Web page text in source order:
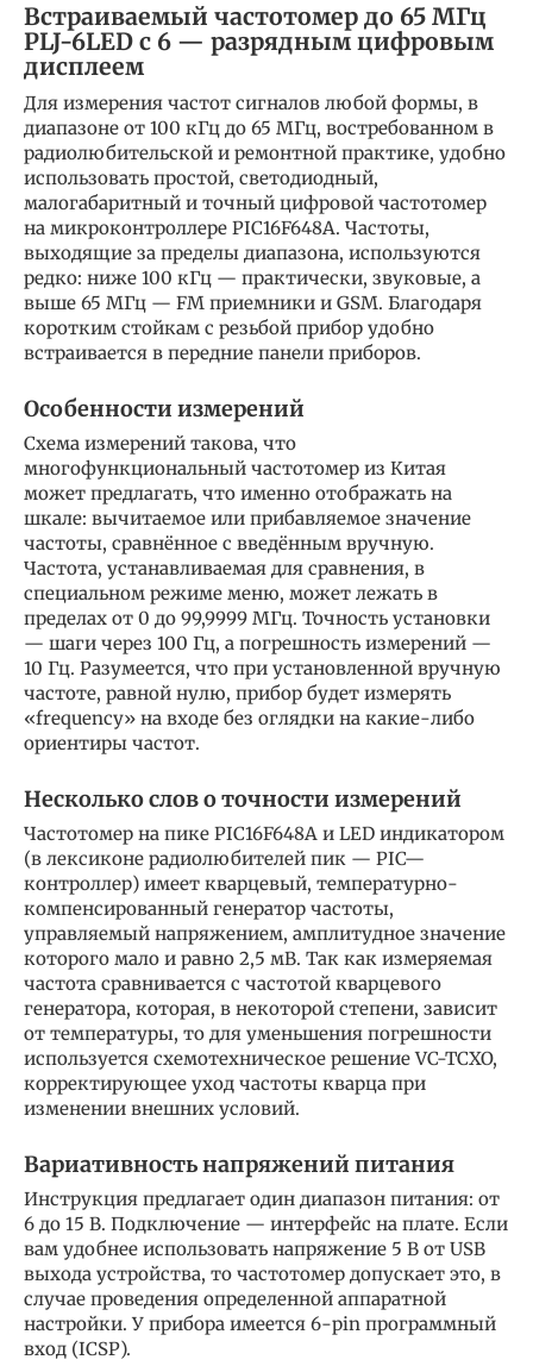
Встраиваемый частотомер до 65 МГц
PLJ-6LED с 6 — разрядным цифровым
дисплеем
Для измерения частот сигналов любой формы, в
диапазоне от 100 кГц до 65 МГц, востребованном в
радиолюбительской и ремонтной практике, удобно
использовать простой, светодиодный,
малогабаритный и точный цифровой частотомер
на микроконтроллере PIC16F648A. Частоты,
выходящие за пределы диапазона, используются
редко: ниже 100 кГц — практически, звуковые, а
выше 65 МГц — FM приемники и GSM. Благодаря
коротким стойкам с резьбой прибор удобно
встраивается в передние панели приборов.
Особенности измерений
Схема измерений такова, что
многофункциональный частотомер из Китая
может предлагать, что именно отображать на
шкале: вычитаемое или прибавляемое значение
частоты, сравнённое с введённым вручную.
Частота, устанавливаемая для сравнения, в
специальном режиме меню, может лежать в
пределах от 0 до 99,9999 МГц. Точность установки
— шаги через 100 Гц, а погрешность измерений —
10 Гц. Разумеется, что при установленной вручную
частоте, равной нулю, прибор будет измерять
«frequency» на входе без оглядки на какие-либо
ориентиры частот.
Несколько слов о точности измерений
Частотомер на пике PIC16F648A и LED индикатором
(в лексиконе радиолюбителей пик — PIC—
контроллер) имеет кварцевый, температурно-
компенсированный генератор частоты,
управляемый напряжением, амплитудное значение
которого мало и равно 2,5 мВ. Так как измеряемая
частота сравнивается с частотой кварцевого
генератора, которая, в некоторой степени, зависит
от температуры, то для уменьшения погрешности
используется схемотехническое решение VC-TCXO,
корректирующее уход частоты кварца при
изменении внешних условий.
Вариативность напряжений питания
Инструкция предлагает один диапазон питания: от
6 до 15 В. Подключение — интерфейс на плате. Если
вам удобнее использовать напряжение 5 В от USB
выхода устройства, то частотомер допускает это, в
случае проведения определенной аппаратной
настройки. У прибора имеется 6-pin программный
вход (ICSP).